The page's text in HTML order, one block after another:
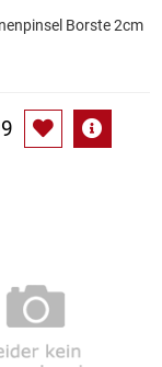
Borste 2cm